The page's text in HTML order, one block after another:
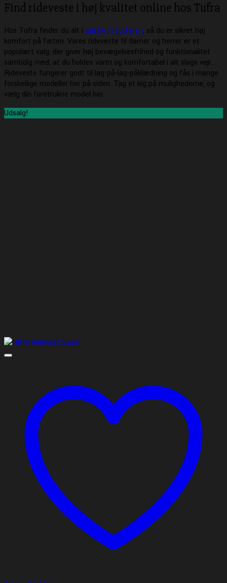
Find rideveste i høj kvalitet online hos Tufra
Hos Tufra finder du alt i udstyr til rytteren, så du er sikret høj
komfort på farten. Vores rideveste til damer og herrer er et
populært valg, der giver høj bevægelsesfrihed og funktionalitet
samtidig med, at du holdes varm og komfortabel i alt slags vejr.
Rideveste fungerer godt til lag-på-lag-påklædning og fås i mange
forskellige modeller her på siden. Tag et kig på mulighederne, og
vælg din foretrukne model her.
Udsalg!